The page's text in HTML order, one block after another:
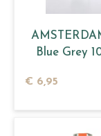
Blue Grey
€ 6,95